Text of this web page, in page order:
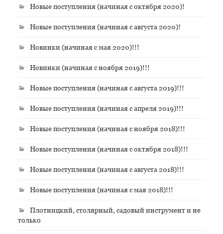
Новые поступления (начиная с октября 2020)!
Новые поступления (начиная с августа 2020)!
Новинки (начиная с мая 2020)!!!
Новинки (начиная с ноября 2019)!!!
Новые поступления (начиная с августа 2019)!!!
Новые поступления (начиная с апреля 2019)!!!
Новые поступления (начиная с ноября 2018)!!!
Новые поступления (начиная с октября 2018)!!!
Новые поступления (начиная с августа 2018)!!!
Новые поступления (начиная с мая 2018)!!!
Плотницкий, столярный, садовый инструмент и не
только